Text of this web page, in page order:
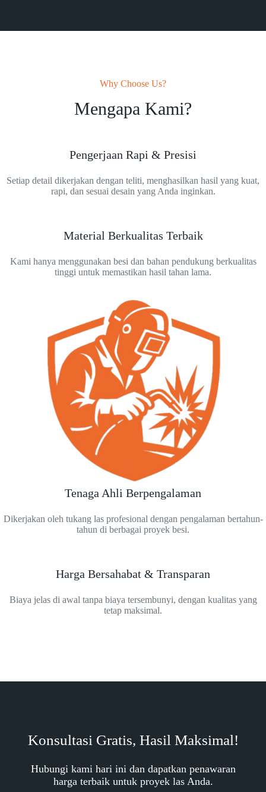
Why Choose Us?
Mengapa Kami?
Pengerjaan Rapi & Presisi
Setiap detail dikerjakan dengan teliti, menghasilkan hasil yang kuat,
rapi, dan sesuai desain yang Anda inginkan.
Material Berkualitas Terbaik
Kami hanya menggunakan besi dan bahan pendukung berkualitas
tinggi untuk memastikan hasil tahan lama.
Tenaga Ahli Berpengalaman
Dikerjakan oleh tukang las profesional dengan pengalaman bertahun-
tahun di berbagai proyek besi.
Harga Bersahabat & Transparan
Biaya jelas di awal tanpa biaya tersembunyi, dengan kualitas yang
tetap maksimal.
Konsultasi Gratis, Hasil Maksimal!
Hubungi kami hari ini dan dapatkan penawaran
harga terbaik untuk proyek las Anda.